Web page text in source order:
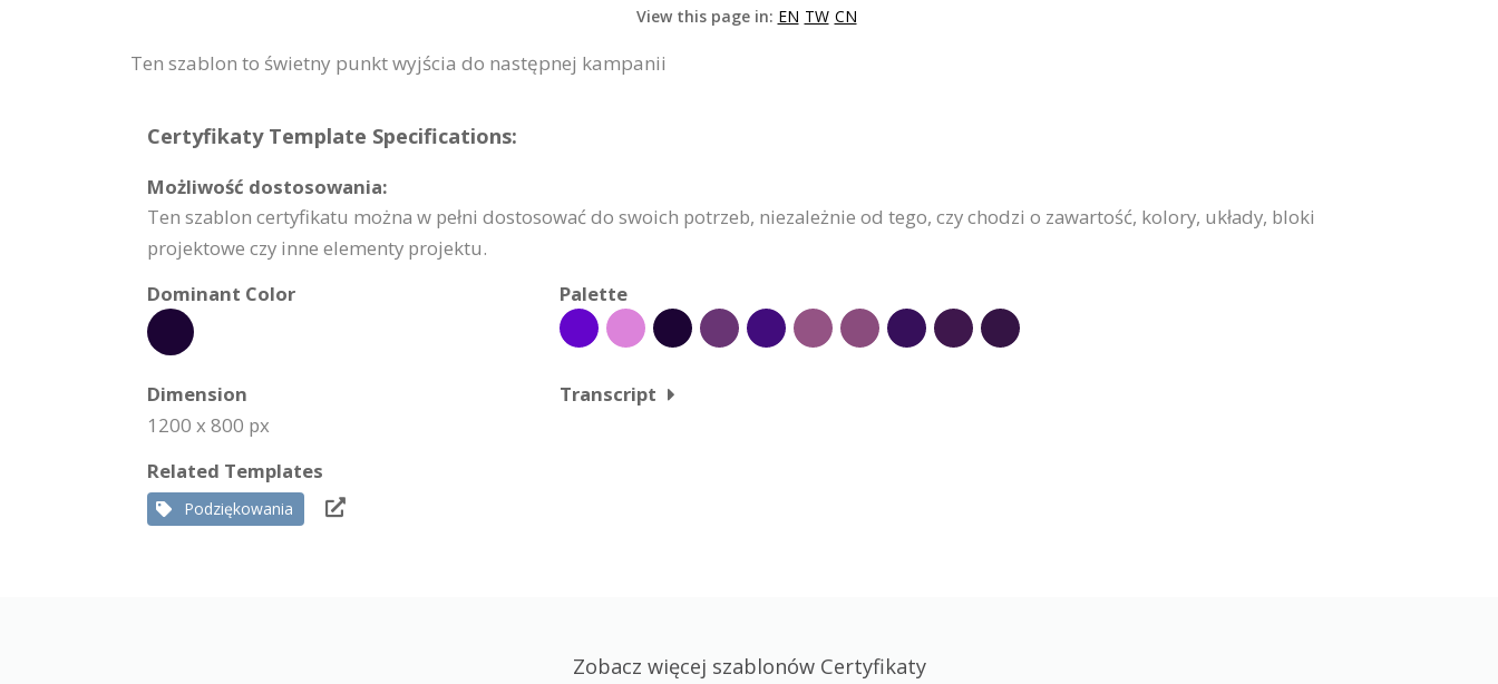
View this page in: EN TW CN
Ten szablon to świetny punkt wyjścia do następnej kampanii
Certyfikaty Template Specifications:
Możliwość dostosowania:
Ten szablon certyfikatu można w pełni dostosować do swoich potrzeb, niezależnie od tego, czy chodzi o zawartość, kolory, układy, bloki
projektowe czy inne elementy projektu.
Dominant Color
Palette
Dimension
1200 x 800 px
Transcript
Related Templates
Podziękowania
Zobacz więcej szablonów Certyfikaty